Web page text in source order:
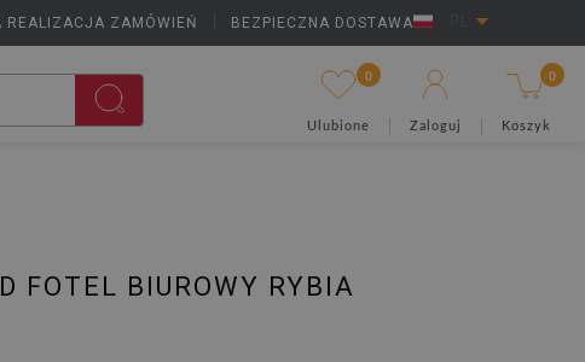
REALIZACJA ZAMÓWIEŃ BEZPIECZNA DOSTAWA
0
Ulubione Zaloguj
0
Koszyk
FOTEL BIUROWY RYBIA